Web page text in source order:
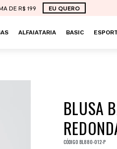
DE R$ 199 EU QUERO
ALFAIATARIA BASIC
BLUSA
CÓDIGO BL880-012-P